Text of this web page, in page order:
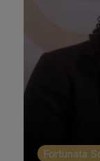
Fortunata